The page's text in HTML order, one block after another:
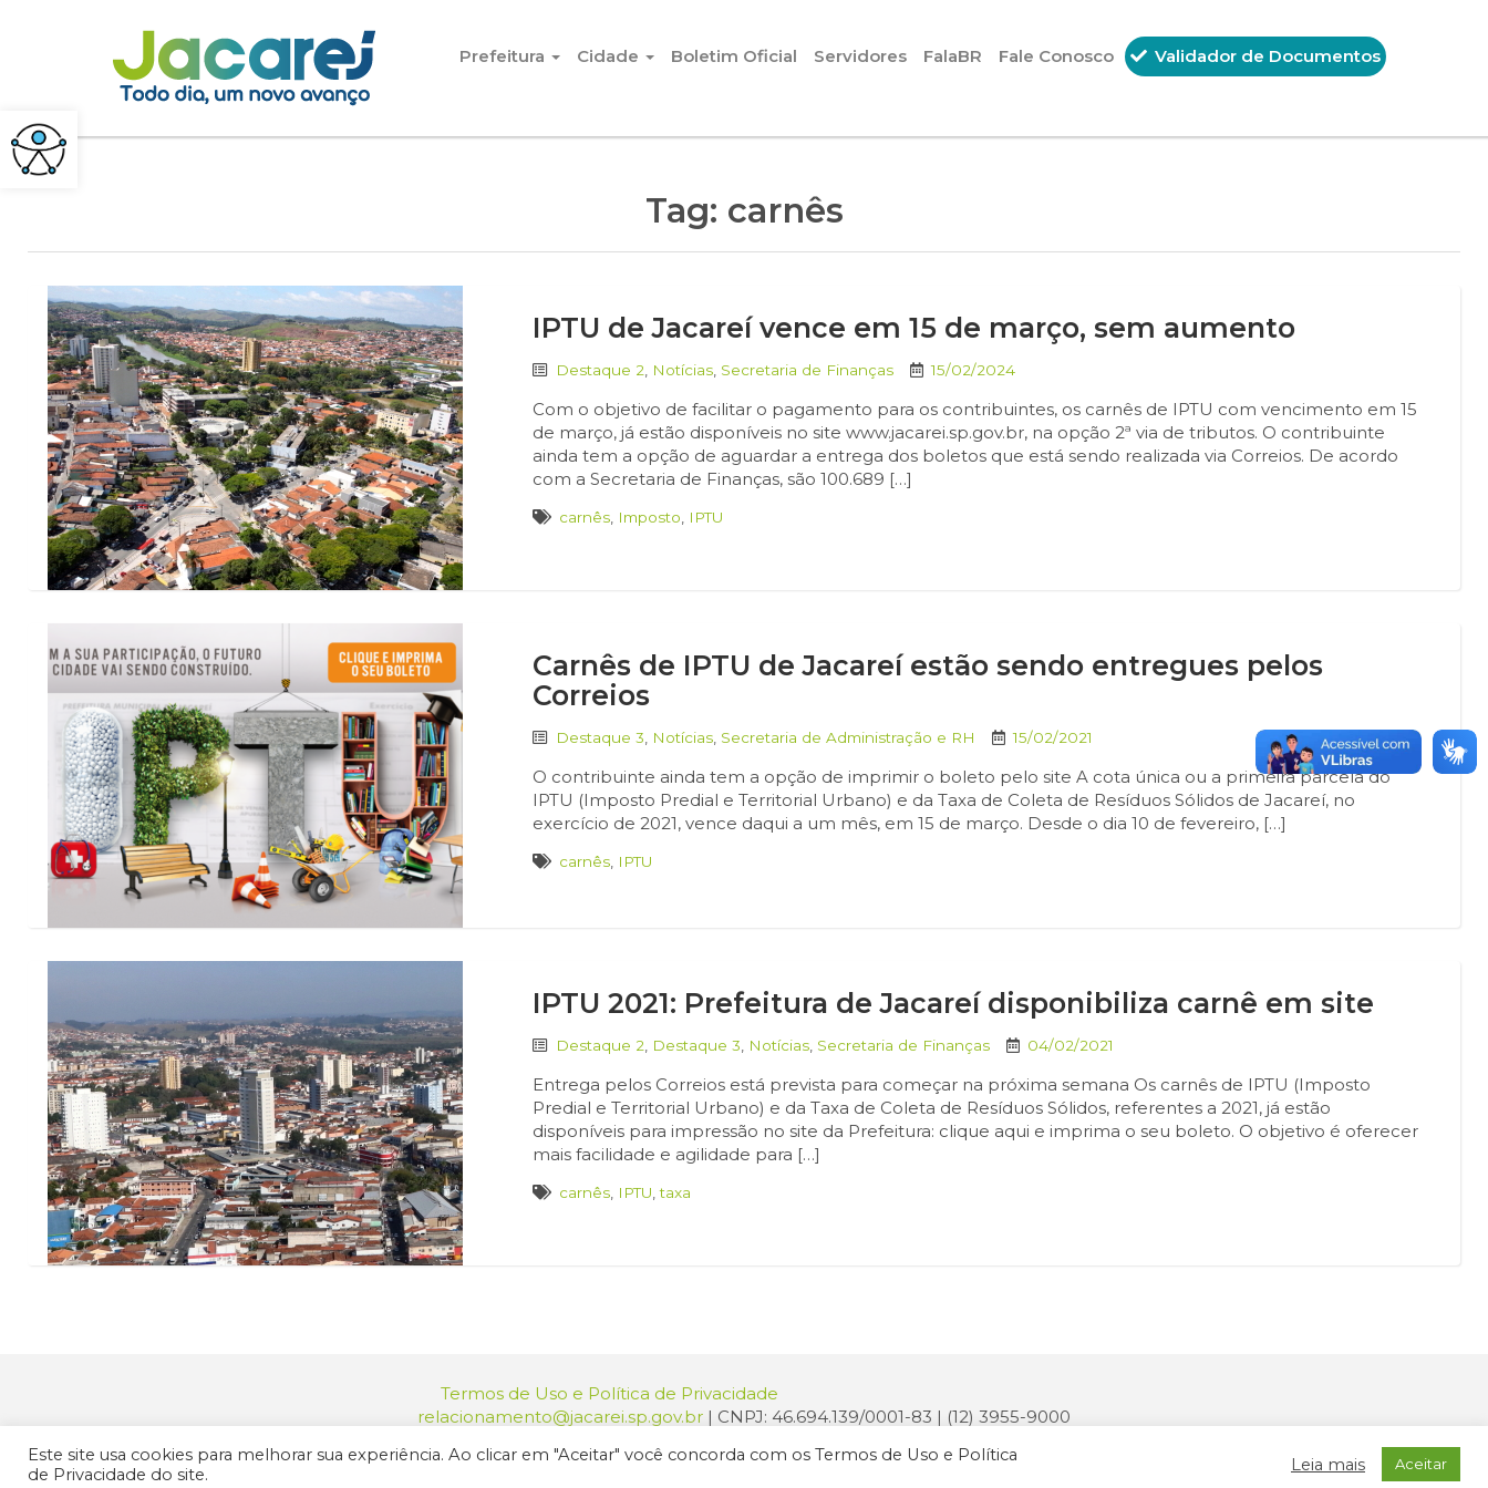
Pular para o conteúdo
Prefeitura
Cidade Boletim Oficial Servidores FalaBR Fale Conosco Validador de Documentos
Tag: carnês
IPTU de Jacareí vence em 15 de março, sem aumento
Destaque 2 Notícias Secretaria de Finanças 15/02/2024
Com o objetivo de facilitar o pagamento para os contribuintes, os carnês de IPTU com vencimento em 15
de março, já estão disponíveis no site www.jacarei.sp.gov.br, na opção 2ª via de tributos. O contribuinte
ainda tem a opção de aguardar a entrega dos boletos que está sendo realizada via Correios. De acordo
com a Secretaria de Finanças, são 100.689 […]
carnês Imposto IPTU
Carnês de IPTU de Jacareí estão sendo entregues pelos
Correios
Destaque 3 Notícias Secretaria de Administração e RH 15/02/2021
O contribuinte ainda tem a opção de imprimir o boleto pelo site A cota única ou a primeira parcela do
IPTU (Imposto Predial e Territorial Urbano) e da Taxa de Coleta de Resíduos Sólidos de Jacareí, no
exercício de 2021, vence daqui a um mês, em 15 de março. Desde o dia 10 de fevereiro, […]
carnês IPTU
IPTU 2021: Prefeitura de Jacareí disponibiliza carnê em site
Destaque 2 Destaque 3 Notícias Secretaria de Finanças 04/02/2021
Entrega pelos Correios está prevista para começar na próxima semana Os carnês de IPTU (Imposto
Predial e Territorial Urbano) e da Taxa de Coleta de Resíduos Sólidos, referentes a 2021, já estão
disponíveis para impressão no site da Prefeitura: clique aqui e imprima o seu boleto. O objetivo é oferecer
mais facilidade e agilidade para […]
carnês IPTU ,taxa
Termos de Uso e Política de Privacidade
relacionamento@jacarei.sp.gov.br | CNPJ: 46.694.139/0001-83 | (12) 3955-9000
© 2025 Prefeitura de Jacareí. Todos os direitos reservados. Criação de Sites Profissionais: MIDIASIM
Este site usa cookies para melhorar sua experiência. Ao clicar em "Aceitar" você concorda com os Termos de Uso e Política
de Privacidade do site.
Leia mais Aceitar